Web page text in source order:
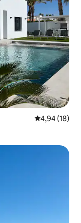
Gemiddelde
4,94 (18)